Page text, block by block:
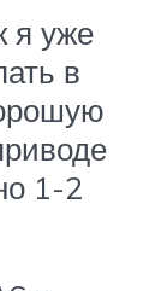
я уже
в
1-2